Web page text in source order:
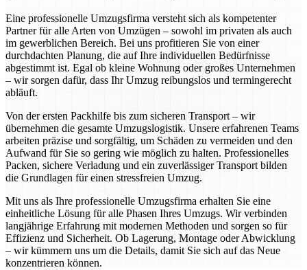
Eine professionelle Umzugsfirma versteht sich als kompetenter
Partner für alle Arten von Umzügen – sowohl im privaten als auch
im gewerblichen Bereich. Bei uns profitieren Sie von einer
durchdachten Planung, die auf Ihre individuellen Bedürfnisse
abgestimmt ist. Egal ob kleine Wohnung oder großes Unternehmen
– wir sorgen dafür, dass Ihr Umzug reibungslos und termingerecht
abläuft.
Von der ersten Packhilfe bis zum sicheren Transport – wir
übernehmen die gesamte Umzugslogistik. Unsere erfahrenen Teams
arbeiten präzise und sorgfältig, um Schäden zu vermeiden und den
Aufwand für Sie so gering wie möglich zu halten. Professionelles
Packen, sichere Verladung und ein zuverlässiger Transport bilden
die Grundlagen für einen stressfreien Umzug.
Mit uns als Ihre professionelle Umzugsfirma erhalten Sie eine
einheitliche Lösung für alle Phasen Ihres Umzugs. Wir verbinden
langjährige Erfahrung mit modernen Methoden und sorgen so für
Effizienz und Sicherheit. Ob Lagerung, Montage oder Abwicklung
– wir kümmern uns um die Details, damit Sie sich auf das Neue
konzentrieren können.